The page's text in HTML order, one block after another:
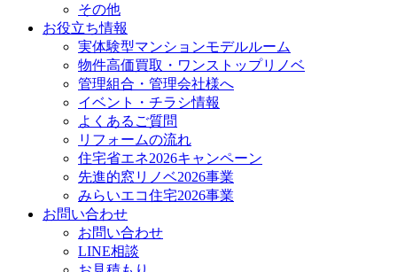
その他
お役立ち情報
実体験型マンションモデルルーム
物件高価買取・ワンストップリノベ
管理組合・管理会社様へ
イベント・チラシ情報
よくあるご質問
リフォームの流れ
住宅省エネ2026キャンペーン
先進的窓リノベ2026事業
みらいエコ住宅2026事業
お問い合わせ
お問い合わせ
LINE相談